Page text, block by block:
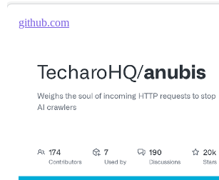
github.com